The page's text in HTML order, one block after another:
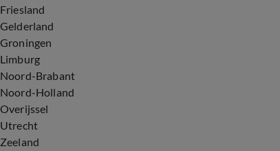
Friesland
Gelderland
Groningen
Limburg
Noord-Brabant
Noord-Holland
Overijssel
Utrecht
Zeeland